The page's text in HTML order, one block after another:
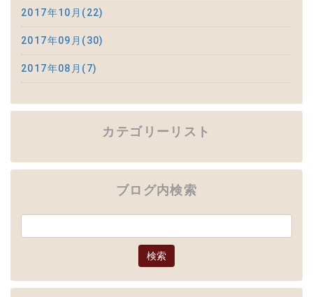
2017年10月(22)
2017年09月(30)
2017年08月(7)
カテゴリーリスト
ブログ内検索